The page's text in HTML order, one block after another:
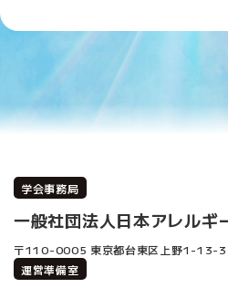
学会事務局
一般社団法人日本アレルギ
〒110-0005 東京都台東区上野1-13-3
運営準備室